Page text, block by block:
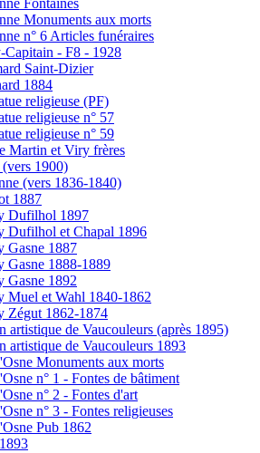
Fontaines
Monuments aux morts
n° 6 Articles funéraires
Capitain - F8 - 1928
Saint-Dizier
1884
religieuse (PF)
religieuse n° 57
religieuse n° 59
Martin et Viry frères
(vers 1900)
(vers 1836-1840)
1887
Dufilhol 1897
Dufilhol et Chapal 1896
Gasne 1887
Gasne 1888-1889
Gasne 1892
Muel et Wahl 1840-1862
Zégut 1862-1874
artistique de Vaucouleurs (après 1895)
artistique de Vaucouleurs 1893
Monuments aux morts
n° 1 - Fontes de bâtiment
n° 2 - Fontes d'art
n° 3 - Fontes religieuses
Pub 1862